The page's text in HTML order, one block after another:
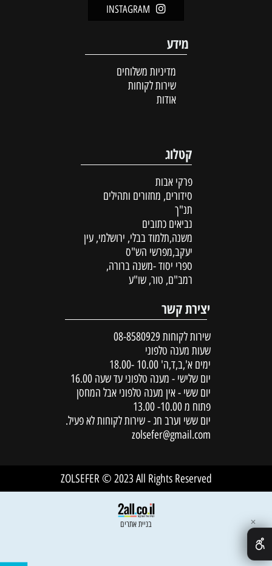
INSTAGRAM
מידע
מדיניות משלוחים
שירות לקוחות
אודות
קטלוג
פרקי אבות
סידורים, מחזורים ותהילים
תנ"ך
נביאים כתובים
משנה,תלמוד בבלי, ירושלמי, עין
יעקב,מפרשי הש"ס
ספרי יסוד -משנה ברורה,
רמב"ם, טור, שו"ע
יצירת קשר
שירות לקוחות 08-8580929
שעות מענה טלפוני
ימים א',ב,ד,ה' 10.00 -18.00
יום שלישי - מענה טלפוני עד שעה 16.00
יום ששי - אין מענה טלפוני אבל המחסן
פתוח מ 10.00- 13.00
יום ששי וערב חג - שירות לקוחות לא פעיל.
zolsefer@gmail.com
ZOLSEFER © 2023 All Rights Reserved
בניית אתרים ✕